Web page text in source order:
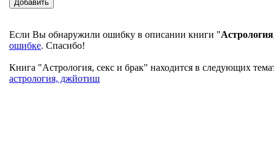
Если Вы обнаружили ошибку в описании книги "
ошибке. Спасибо!
Книга "Астрология, секс и брак" находится в следующих
астрология, джйотиш